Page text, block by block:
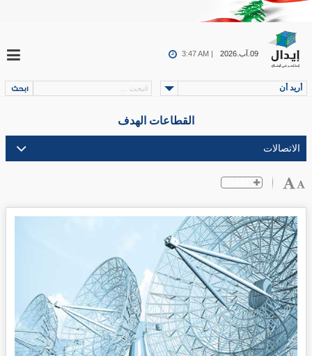
09.آب.2026 3:47 AM |
أريد أن
القطاعات الهدف